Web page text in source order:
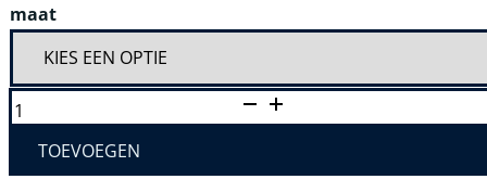
maat
HIKARI
CICHLID
AANTAL
TOEVOEGEN